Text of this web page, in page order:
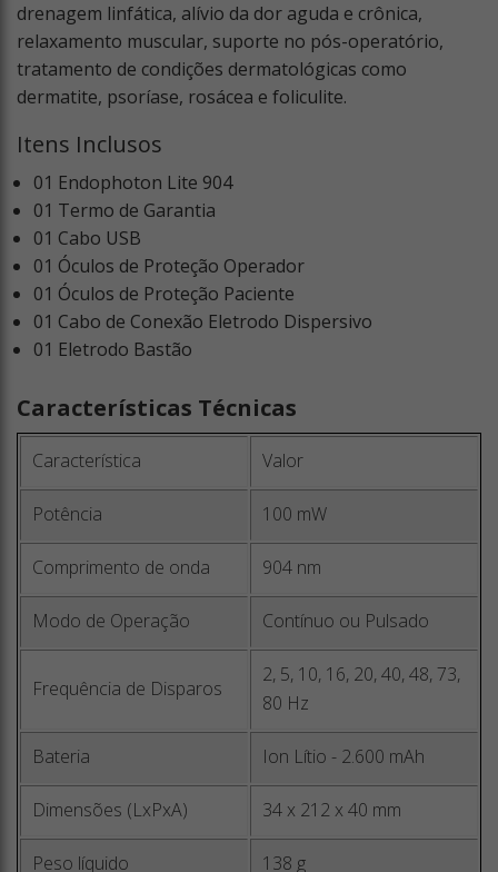
drenagem linfática, alívio da dor aguda e crônica,
relaxamento muscular, suporte no pós-operatório,
tratamento de condições dermatológicas como
dermatite, psoríase, rosácea e foliculite.
Itens Inclusos
01 Endophoton Lite 904
01 Termo de Garantia
01 Cabo USB
01 Óculos de Proteção Operador
01 Óculos de Proteção Paciente
01 Cabo de Conexão Eletrodo Dispersivo
01 Eletrodo Bastão
Características Técnicas
Característica Valor
Potência 100 mW
Comprimento de onda 904 nm
Modo de Operação Contínuo ou Pulsado
Frequência de Disparos
2, 5, 10, 16, 20, 40, 48, 73,
80 Hz
Bateria Ion Lítio - 2.600 mAh
Dimensões (LxPxA) 34 x 212 x 40 mm
Peso líquido 138 g